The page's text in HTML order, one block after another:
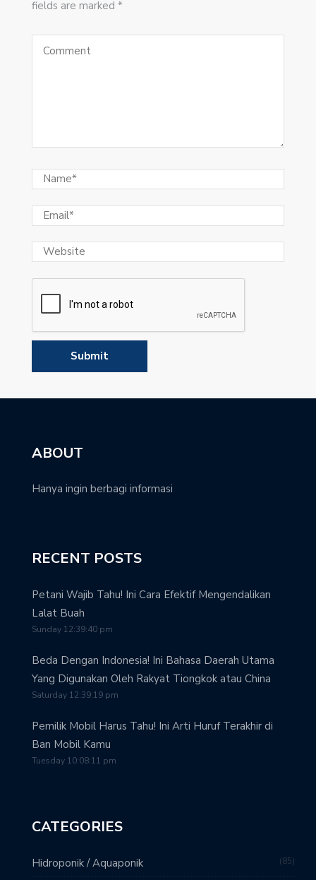
fields are marked *
ABOUT
Hanya ingin berbagi informasi
RECENT POSTS
Petani Wajib Tahu! Ini Cara Efektif Mengendalikan
Lalat Buah
Sunday 12:39:40 pm
Beda Dengan Indonesia! Ini Bahasa Daerah Utama
Yang Digunakan Oleh Rakyat Tiongkok atau China
Saturday 12:39:19 pm
Pemilik Mobil Harus Tahu! Ini Arti Huruf Terakhir di
Ban Mobil Kamu
Tuesday 10:08:11 pm
CATEGORIES
Hidroponik / Aquaponik 85